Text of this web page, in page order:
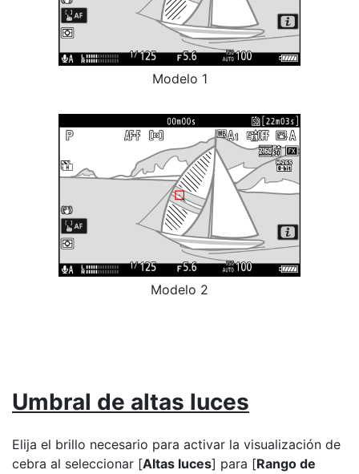
Modelo 1
Modelo 2
Umbral de altas luces
Elija el brillo necesario para activar la visualización de
cebra al seleccionar [Altas luces] para [Rango de